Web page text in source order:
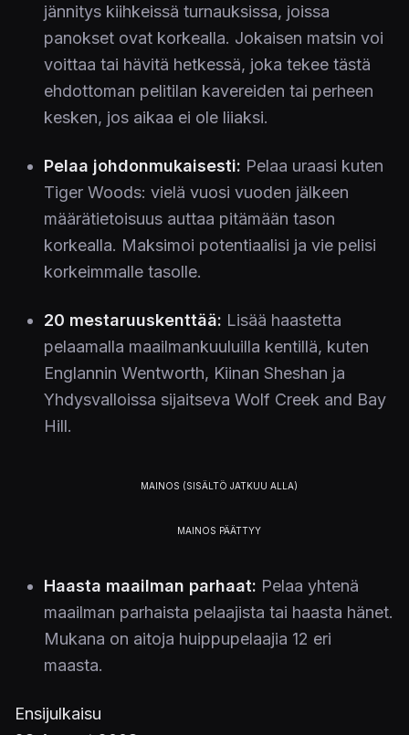
jännitys kiihkeissä turnauksissa, joissa
panokset ovat korkealla. Jokaisen matsin voi
voittaa tai hävitä hetkessä, joka tekee tästä
ehdottoman pelitilan kavereiden tai perheen
kesken, jos aikaa ei ole liiaksi.
Pelaa johdonmukaisesti: Pelaa uraasi kuten
Tiger Woods: vielä vuosi vuoden jälkeen
määrätietoisuus auttaa pitämään tason
korkealla. Maksimoi potentiaalisi ja vie pelisi
korkeimmalle tasolle.
20 mestaruuskenttää: Lisää haastetta
pelaamalla maailmankuuluilla kentillä, kuten
Englannin Wentworth, Kiinan Sheshan ja
Yhdysvalloissa sijaitseva Wolf Creek and Bay
Hill.
Haasta maailman parhaat: Pelaa yhtenä
maailman parhaista pelaajista tai haasta hänet.
Mukana on aitoja huippupelaajia 12 eri
maasta.
Ensijulkaisu